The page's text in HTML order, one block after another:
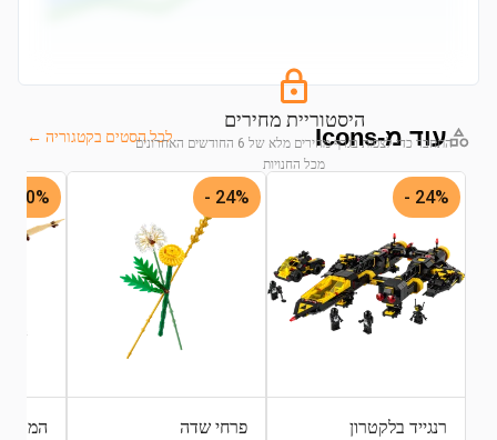
היסטוריית מחירים
התחבר כדי לצפות בגרף מחירים מלא של 6 החודשים האחרונים
מכל החנויות
התחבר לצפייה בגרף
עוד מ-Icons לכל הסטים בקטגוריה ←
24% -
רנגייד בלקטרון
24% -
פרחי שדה
50% -